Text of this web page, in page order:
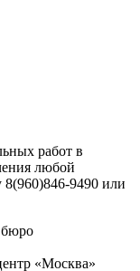
работ в
любой
8(960)846-9490 или
«Москва»